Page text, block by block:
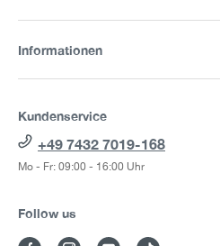
Informationen
Kundenservice
+49 7432 7019-168
Mo - Fr: 09:00 - 16:00 Uhr
Follow us